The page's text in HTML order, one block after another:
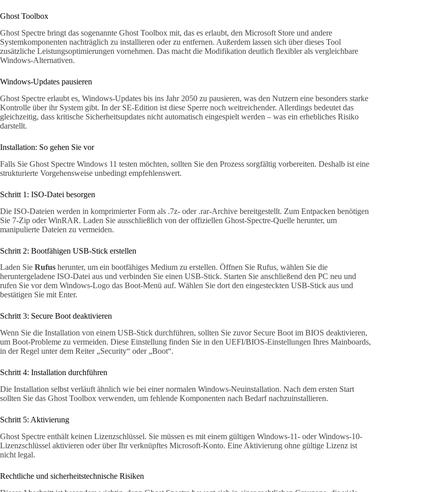
Ghost Toolbox
Ghost Spectre bringt das sogenannte Ghost Toolbox mit, das es erlaubt, den Microsoft Store und andere
Systemkomponenten nachträglich zu installieren oder zu entfernen. Außerdem lassen sich über dieses Tool
zusätzliche Leistungsoptimierungen vornehmen. Das macht die Modifikation deutlich flexibler als vergleichbare
Windows-Alternativen.
Windows-Updates pausieren
Ghost Spectre erlaubt es, Windows-Updates bis ins Jahr 2050 zu pausieren, was den Nutzern eine besonders starke
Kontrolle über ihr System gibt. In der SE-Edition ist diese Sperre noch weitreichender. Allerdings bedeutet das
gleichzeitig, dass kritische Sicherheitsupdates nicht automatisch eingespielt werden – was ein erhebliches Risiko
darstellt.
Installation: So gehen Sie vor
Falls Sie Ghost Spectre Windows 11 testen möchten, sollten Sie den Prozess sorgfältig vorbereiten. Deshalb ist eine
strukturierte Vorgehensweise unbedingt empfehlenswert.
Schritt 1: ISO-Datei besorgen
Die ISO-Dateien werden in komprimierter Form als .7z- oder .rar-Archive bereitgestellt. Zum Entpacken benötigen
Sie 7-Zip oder WinRAR. Laden Sie ausschließlich von der offiziellen Ghost-Spectre-Quelle herunter, um
manipulierte Dateien zu vermeiden.
Schritt 2: Bootfähigen USB-Stick erstellen
Laden Sie Rufus herunter, um ein bootfähiges Medium zu erstellen. Öffnen Sie Rufus, wählen Sie die
heruntergeladene ISO-Datei aus und verbinden Sie einen USB-Stick. Starten Sie anschließend den PC neu und
rufen Sie vor dem Windows-Logo das Boot-Menü auf. Wählen Sie dort den eingesteckten USB-Stick aus und
bestätigen Sie mit Enter.
Schritt 3: Secure Boot deaktivieren
Wenn Sie die Installation von einem USB-Stick durchführen, sollten Sie zuvor Secure Boot im BIOS deaktivieren,
um Boot-Probleme zu vermeiden. Diese Einstellung finden Sie in den UEFI/BIOS-Einstellungen Ihres Mainboards,
in der Regel unter dem Reiter „Security“ oder „Boot“.
Schritt 4: Installation durchführen
Die Installation selbst verläuft ähnlich wie bei einer normalen Windows-Neuinstallation. Nach dem ersten Start
sollten Sie das Ghost Toolbox verwenden, um fehlende Komponenten nach Bedarf nachzuinstallieren.
Schritt 5: Aktivierung
Ghost Spectre enthält keinen Lizenzschlüssel. Sie müssen es mit einem gültigen Windows-11- oder Windows-10-
Lizenzschlüssel aktivieren oder über Ihr verknüpftes Microsoft-Konto. Eine Aktivierung ohne gültige Lizenz ist
nicht legal.
Rechtliche und sicherheitstechnische Risiken